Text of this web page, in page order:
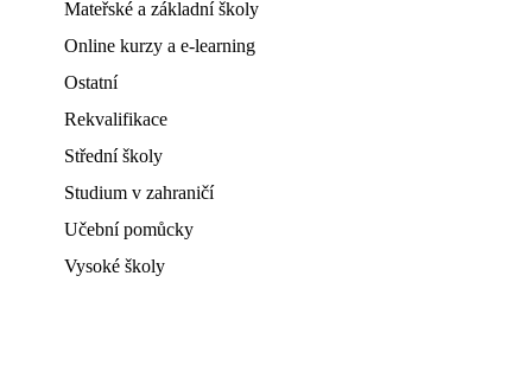
Mateřské a základní školy
Online kurzy a e-learning
Ostatní
Rekvalifikace
Střední školy
Studium v zahraničí
Učební pomůcky
Vysoké školy